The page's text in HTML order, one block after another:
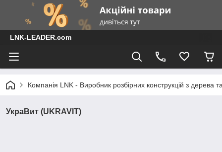
LNK-LEADER.com
Компанія LNK - Виробник розбірних конструкцій з дерева
УкраВит (UKRAVIT)